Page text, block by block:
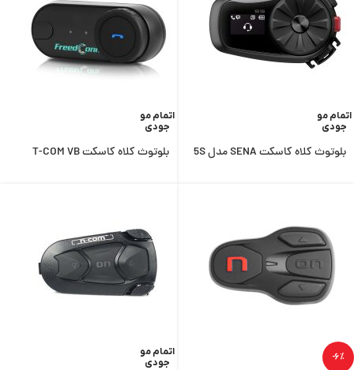
اتمام مو
جودی
بلوتوث کلاه کاسکت SENA مدل 5S
اتمام مو
جودی
بلوتوث کلاه کاسکت T-COM VB
-6%
اتمام مو
جودی